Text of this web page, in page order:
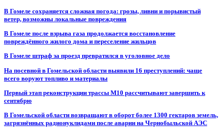
В Гомеле сохраняется сложная погода: грозы, ливни и порывистый
ветер, возможны локальные повреждения
В Гомеле после взрыва газа продолжается восстановление
повреждённого жилого дома и переселение жильцов
В Гомеле штраф за проезд превратился в уголовное дело
На посевной в Гомельской области выявили 16 преступлений: чаще
всего воруют топливо и материалы
Первый этап реконструкции трассы М10 рассчитывают завершить к
сентябрю
В Гомельской области возвращают в оборот более 1300 гектаров земель,
загрязнённых радионуклидами после аварии на Чернобыльской АЭС